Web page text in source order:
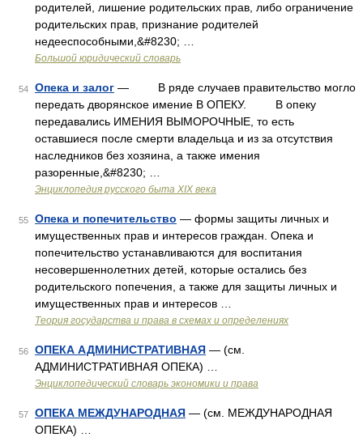
родителей, лишение родительских прав, либо ограничение
родительских прав, признание родителей
недееспособными,&#8230; …
Большой юридический словарь
54 Опека и залог — В ряде случаев правительство могло
передать дворянское имение В ОПЕКУ. В опеку
передавались ИМЕНИЯ ВЫМОРОЧНЫЕ, то есть
оставшиеся после смерти владельца и из за отсутствия
наследников без хозяина, а также имения
разоренные,&#8230; …
Энциклопедия русского быта XIX века
55 Опека и попечительство — формы защиты личных и
имущественных прав и интересов граждан. Опека и
попечительство устанавливаются для воспитания
несовершеннолетних детей, которые остались без
родительского попечения, а также для защиты личных и
имущественных прав и интересов …
Теория государства и права в схемах и определениях
56 ОПЕКА АДМИНИСТРАТИВНАЯ — (см.
АДМИНИСТРАТИВНАЯ ОПЕКА) …
Энциклопедический словарь экономики и права
57 ОПЕКА МЕЖДУНАРОДНАЯ — (см. МЕЖДУНАРОДНАЯ
ОПЕКА) …